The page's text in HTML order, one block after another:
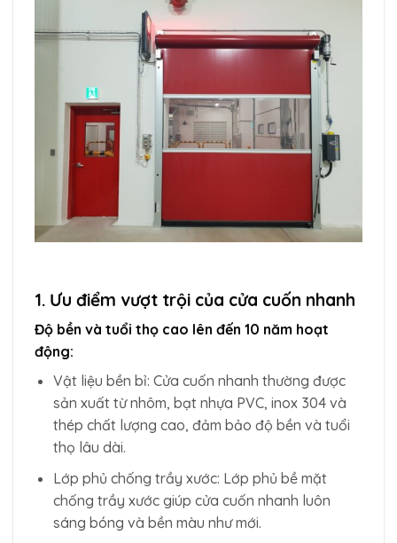
1. Ưu điểm vượt trội của cửa cuốn nhanh
Độ bền và tuổi thọ cao lên đến 10 năm hoạt
động:
Vật liệu bền bỉ: Cửa cuốn nhanh thường được
sản xuất từ nhôm, bạt nhựa PVC, inox 304 và
thép chất lượng cao, đảm bảo độ bền và tuổi
thọ lâu dài.
Lớp phủ chống trầy xước: Lớp phủ bề mặt
chống trầy xước giúp cửa cuốn nhanh luôn
sáng bóng và bền màu như mới.